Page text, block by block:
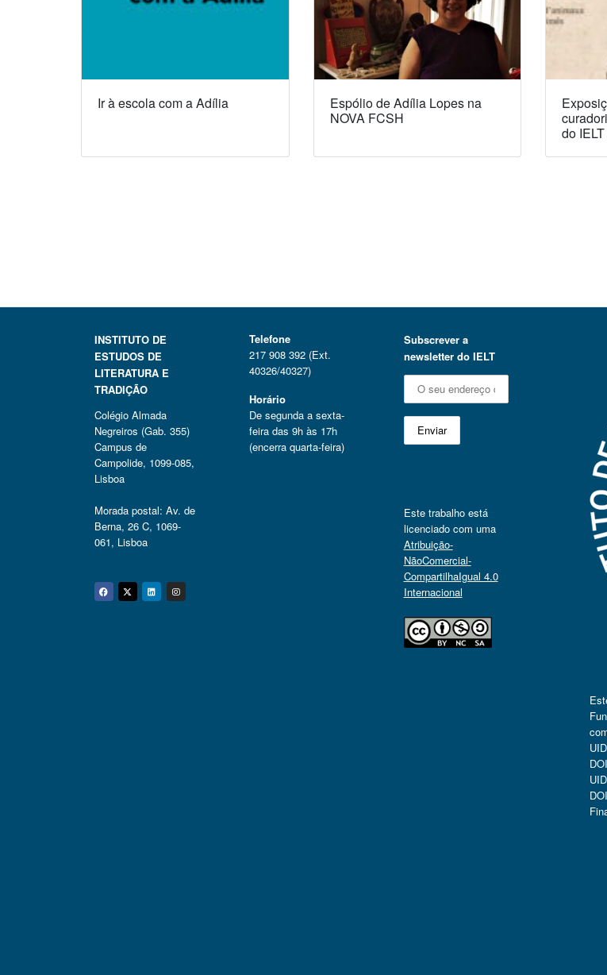
Ir à escola com a Adília
Espólio de Adília Lopes na
NOVA FCSH
do
INSTITUTO DE
ESTUDOS DE
LITERATURA E
TRADIÇÃO
Colégio Almada
Negreiros (Gab. 355)
Campus de
Campolide, 1099-085,
Lisboa
Morada postal: Av. de
Berna, 26 C, 1069-
061, Lisboa
Facebook
Twitter
Linkedin
Instagram
Telefone
217 908 392 (Ext.
40326/40327)
Horário
De segunda a sexta-
feira das 9h às 17h
(encerra quarta-feira)
Subscrever a
newsletter do IELT
Este trabalho está
licenciado com uma
Atribuição-
NãoComercial-
CompartilhaIgual 4.0
Internacional
DOI
DOI